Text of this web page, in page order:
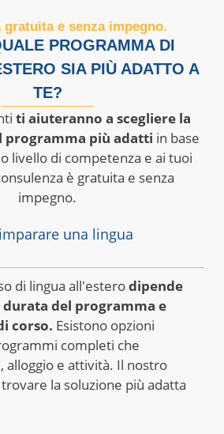
gratuita e senza impegno.
PROGRAMMA DI
SIA PIÙ ADATTO A
TE?
ti aiuteranno a scegliere la
programma più adatti in base
livello di competenza e ai tuoi
è gratuita e senza
impegno.
una lingua
di lingua all'esterodipende
durata del programma e
corso. Esistono opzioni
completi che
alloggio e attività. Il nostro
la soluzione più adatta